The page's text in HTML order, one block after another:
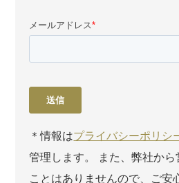
＊情報はプライバシーポリシ
管理します。 また、弊社か
ことはありませんので、ご安